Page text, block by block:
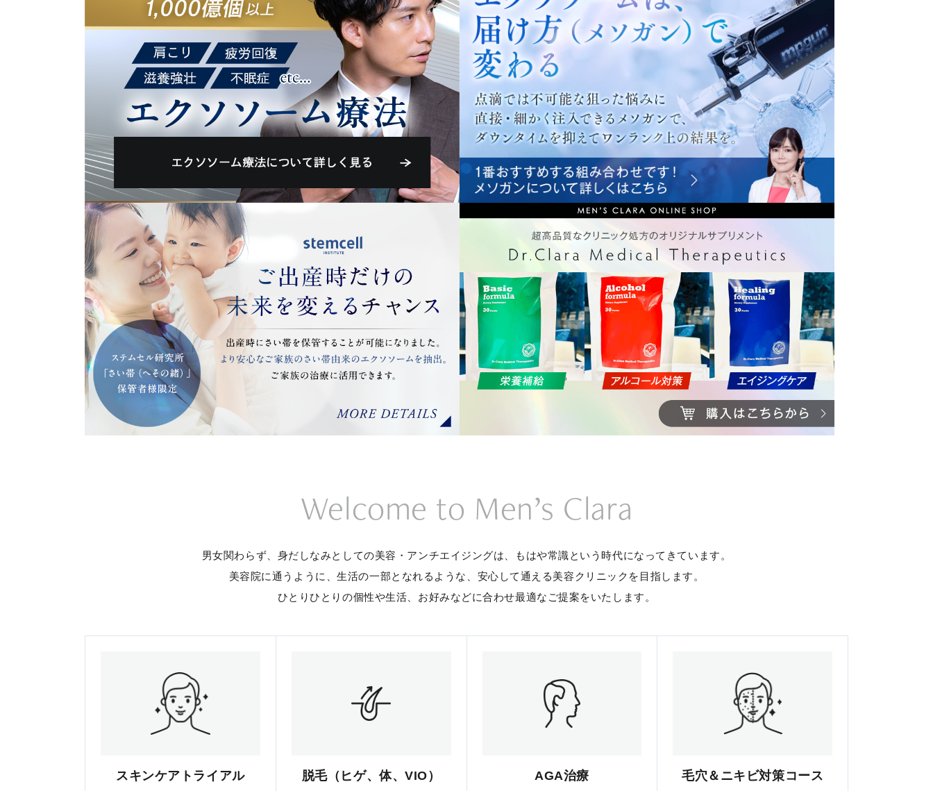
Welcome to Men’s Clara
男女関わらず、身だしなみとしての美容・アンチエイジングは、
もはや常識という時代になってきています。
美容院に通うように、生活の一部となれるような、 安心して通える美容クリニックを目指します。
ひとりひとりの個性や生活、お好みなどに合わせ最適なご提案をいたします。
スキンケアトライアル 脱毛（ヒゲ、体、VIO） AGA治療 毛穴＆ニキビ対策コース